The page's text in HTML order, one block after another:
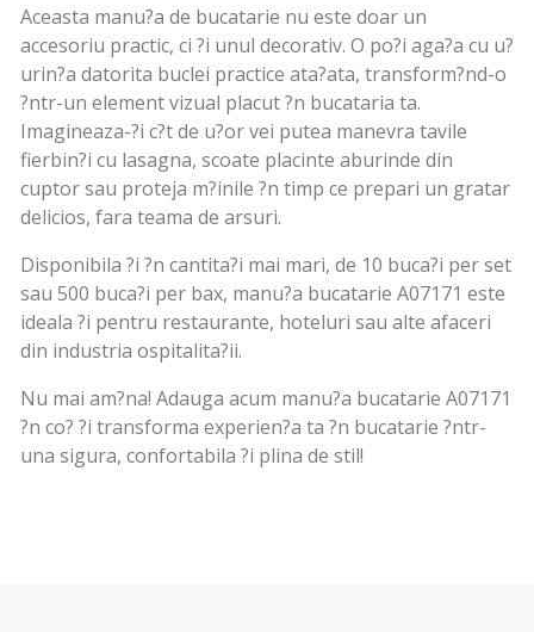
Aceasta manu?a de bucatarie nu este doar un
accesoriu practic, ci ?i unul decorativ. O po?i aga?a cu u?
urin?a datorita buclei practice ata?ata, transform?nd-o
?ntr-un element vizual placut ?n bucataria ta.
Imagineaza-?i c?t de u?or vei putea manevra tavile
fierbin?i cu lasagna, scoate placinte aburinde din
cuptor sau proteja m?inile ?n timp ce prepari un gratar
delicios, fara teama de arsuri.
Disponibila ?i ?n cantita?i mai mari, de 10 buca?i per set
sau 500 buca?i per bax, manu?a bucatarie A07171 este
ideala ?i pentru restaurante, hoteluri sau alte afaceri
din industria ospitalita?ii.
Nu mai am?na! Adauga acum manu?a bucatarie A07171
?n co? ?i transforma experien?a ta ?n bucatarie ?ntr-
una sigura, confortabila ?i plina de stil!